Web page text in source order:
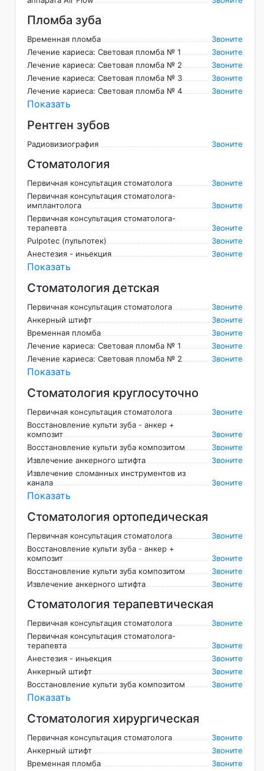
Пломба зуба
Временная пломба
Звоните
Лечение кариеса: Световая пломба № 1
Звоните
Лечение кариеса: Световая пломба № 2
Звоните
Лечение кариеса: Световая пломба № 3
Звоните
Лечение кариеса: Световая пломба № 4
Звоните
Показать
Рентген зубов
Радиовизиография Звоните
Стоматология
Первичная консультация стоматолога
Звоните
Первичная консультация стоматолога-
имплантолога
Звоните
Первичная консультация стоматолога-
терапевта
Звоните
Pulpotec (пульпотек)
Звоните
Анестезия - иньекция
Звоните
Показать
Стоматология детская
Первичная консультация стоматолога
Звоните
Анкерный штифт
Звоните
Временная пломба
Звоните
Лечение кариеса: Световая пломба № 1
Звоните
Лечение кариеса: Световая пломба № 2
Звоните
Показать
Стоматология круглосуточно
Первичная консультация стоматолога
Звоните
Восстановление культи зуба - анкер +
композит
Звоните
Восстановление культи зуба композитом
Звоните
Извлечение анкерного штифта
Звоните
Извлечение сломанных инструментов из
канала
Звоните
Показать
Стоматология ортопедическая
Первичная консультация стоматолога
Звоните
Восстановление культи зуба - анкер +
композит
Звоните
Восстановление культи зуба композитом
Звоните
Извлечение анкерного штифта
Звоните
Стоматология терапевтическая
Первичная консультация стоматолога
Звоните
Первичная консультация стоматолога-
терапевта
Звоните
Анестезия - иньекция
Звоните
Анкерный штифт
Звоните
Восстановление культи зуба композитом
Звоните
Показать
Стоматология хирургическая
Первичная консультация стоматолога
Звоните
Анкерный штифт
Звоните
Временная пломба
Звоните